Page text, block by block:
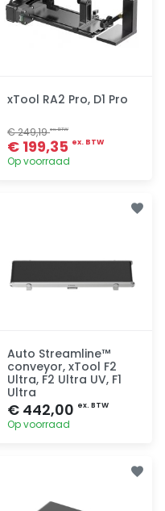
xTool RA2 Pro, D1 Pro
€ 249,19ex. BTW
€ 199,35 ex. BTW
Op voorraad
Auto Streamline™
conveyor, xTool F2
Ultra, F2 Ultra UV, F1
Ultra
€ 442,00 ex. BTW
Op voorraad